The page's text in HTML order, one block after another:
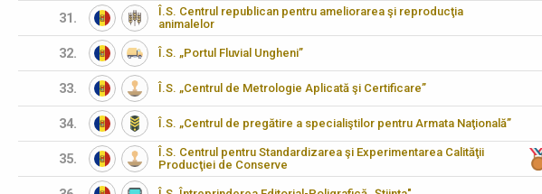
31.
Î.S. Centrul republican pentru ameliorarea şi reproducţia
animalelor
32. Î.S. „Portul Fluvial Ungheni”
33. Î.S. „Centrul de Metrologie Aplicată şi Certificare”
34. Î.S. „Centrul de pregătire a specialiştilor pentru Armata Naţională”
35.
Î.S. Centrul pentru Standardizarea şi Experimentarea Calităţii
Producţiei de Conserve